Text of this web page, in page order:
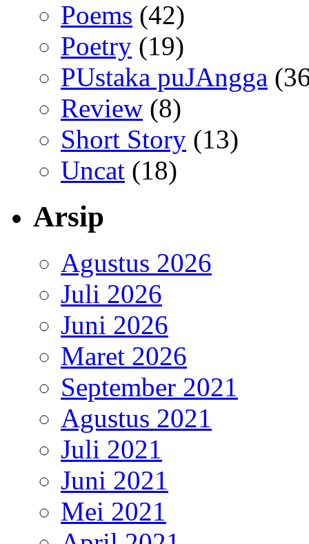
Poems (42)
Poetry (19)
PUstaka puJAngga
Review (8)
Short Story (13)
Uncat (18)
Arsip
Agustus 2026
Juli 2026
Juni 2026
Maret 2026
September 2021
Agustus 2021
Juli 2021
Juni 2021
Mei 2021